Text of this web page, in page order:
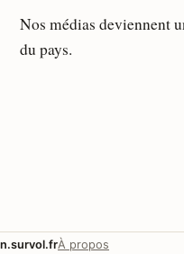
Nos médias deviennent
du pays.
n.survol.frÀ propos